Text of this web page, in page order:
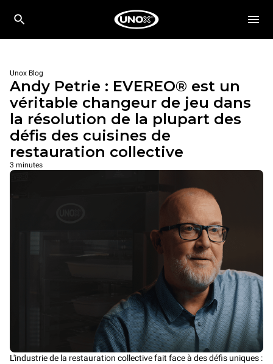
Unox Blog
Andy Petrie : EVEREO® est un
véritable changeur de jeu dans
la résolution de la plupart des
défis des cuisines de
restauration collective
3 minutes
L'industrie de la restauration collective fait face à des défis uniques :